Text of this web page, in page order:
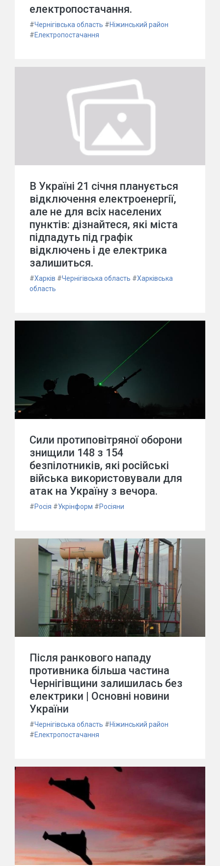
електропостачання.
#Чернігівська область #Ніжинський район
#Електропостачання
В Україні 21 січня планується
відключення електроенергії,
але не для всіх населених
пунктів: дізнайтеся, які міста
підпадуть під графік
відключень і де електрика
залишиться.
#Харків #Чернігівська область #Харківська
область
Сили протиповітряної оборони
знищили 148 з 154
безпілотників, які російські
війська використовували для
атак на Україну з вечора.
#Росія #Укрінформ #Росіяни
Після ранкового нападу
противника більша частина
Чернігівщини залишилась без
електрики | Основні новини
України
#Чернігівська область #Ніжинський район
#Електропостачання